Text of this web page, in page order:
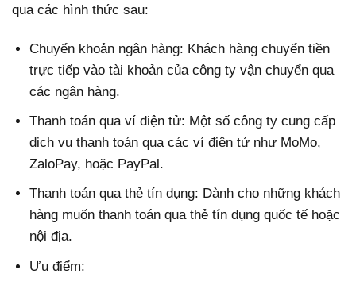
qua các hình thức sau:
Chuyển khoản ngân hàng: Khách hàng chuyển tiền
trực tiếp vào tài khoản của công ty vận chuyển qua
các ngân hàng.
Thanh toán qua ví điện tử: Một số công ty cung cấp
dịch vụ thanh toán qua các ví điện tử như MoMo,
ZaloPay, hoặc PayPal.
Thanh toán qua thẻ tín dụng: Dành cho những khách
hàng muốn thanh toán qua thẻ tín dụng quốc tế hoặc
nội địa.
Ưu điểm: